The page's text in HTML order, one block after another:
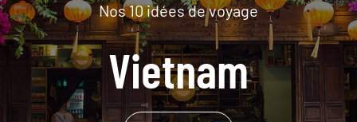
Nos 10 idées de voyage
Vietnam